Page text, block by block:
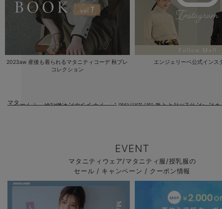
2023aw 産後も着られるマタニティコーデ 秋プレ
コレクション
エンジェリーベ公式インス
マタニティ・授乳服ならエンジェリーベ just now fall 暑くても...今から、ちょ
EVENT
マタニティウェア/マタニティ服/授乳服の
セール / キャンペーン / クーポン情報